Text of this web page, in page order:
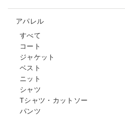
アパレル
すべて
コート
ジャケット
ベスト
ニット
シャツ
Tシャツ・カットソー
パンツ